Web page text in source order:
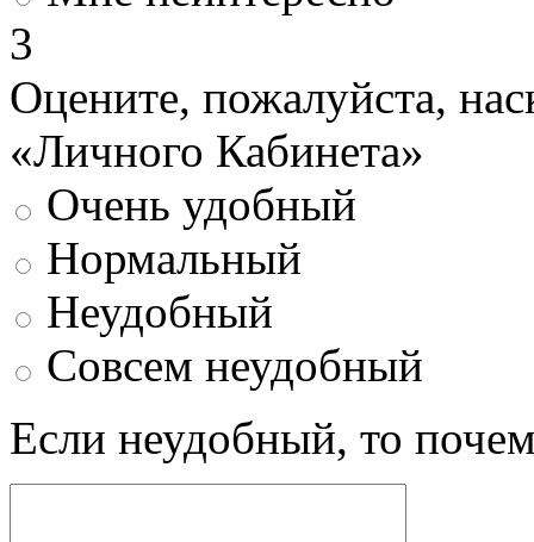
3
Оцените, пожалуйста,
«Личного Кабинета»
Очень удобный
Нормальный
Неудобный
Совсем неудобный
Если неудобный, то